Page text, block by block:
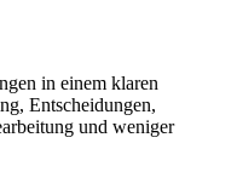
in einem klaren
Entscheidungen,
und weniger